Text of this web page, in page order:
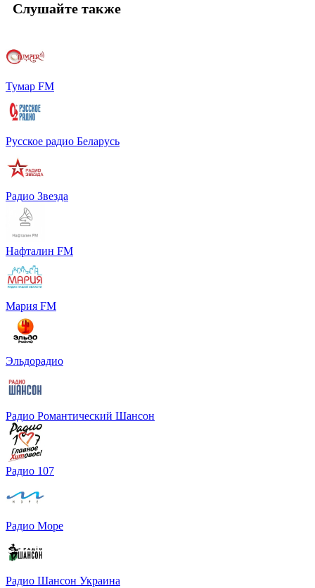
Слушайте также
Тумар FM
Русское радио Беларусь
Радио Звезда
Нафталин FM
Мария FM
Эльдорадио
Радио Романтический Шансон
Радио 107
Радио Море
Радио Шансон Украина